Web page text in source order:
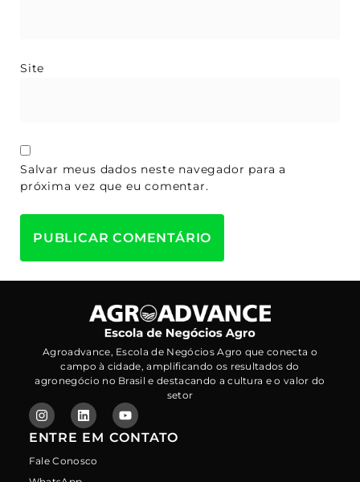
Site
Salvar meus dados neste navegador para a
próxima vez que eu comentar.
Agroadvance, Escola de Negócios Agro que conecta o
campo à cidade, amplificando os resultados do
agronegócio no Brasil e destacando a cultura e o valor do
setor
ENTRE EM CONTATO
Fale Conosco